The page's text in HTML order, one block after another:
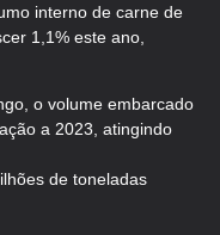
interno de carne de
1,1% este ano,
o volume embarcado
a 2023, atingindo
de toneladas